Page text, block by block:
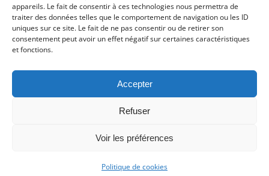
appareils. Le fait de consentir à ces technologies nous permettra de
traiter des données telles que le comportement de navigation ou les ID
uniques sur ce site. Le fait de ne pas consentir ou de retirer son
consentement peut avoir un effet négatif sur certaines caractéristiques
et fonctions.
Accepter
Refuser
Voir les préférences
Politique de cookies
Actions
Actualités
Politique de confidentialité– Co’Santé 2025